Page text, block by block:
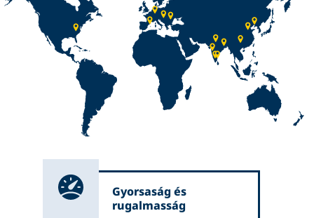
Gyorsaság és
rugalmasság